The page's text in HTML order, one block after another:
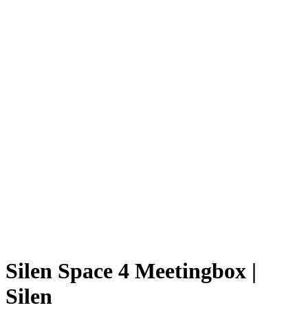
Silen Space 4 Meetingbox |
Silen